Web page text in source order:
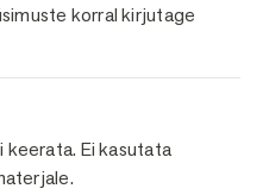
korral kirjutage
keerata. Ei kasutata